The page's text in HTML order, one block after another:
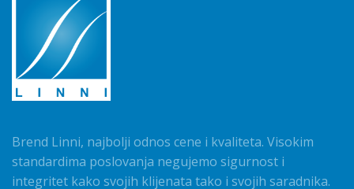
Brend Linni, najbolji odnos cene i kvaliteta. Visokim
standardima poslovanja negujemo sigurnost i
integritet kako svojih klijenata tako i svojih saradnika.